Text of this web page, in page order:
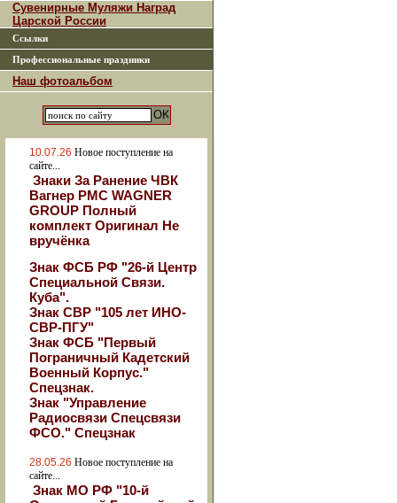
Сувенирные Муляжи Наград
Царской России
Ссылки
Профессиональные праздники
Наш фотоальбом
10.07.26 Новое поступление на
сайте...
Знаки За Ранение ЧВК
Вагнер РМС WAGNER
GROUP Полный
комплект Оригинал Не
вручёнка
Знак ФСБ РФ "26-й Центр
Специальной Связи.
Куба".
Знак СВР "105 лет ИНО-
СВР-ПГУ"
Знак ФСБ "Первый
Пограничный Кадетский
Военный Корпус."
Спецзнак.
Знак "Управление
Радиосвязи Спецсвязи
ФСО." Спецзнак
28.05.26 Новое поступление на
сайте...
Знак МО РФ "10-й